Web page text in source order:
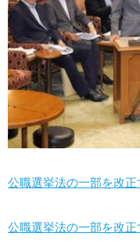
公職選挙法の一部を改
公職選挙法の一部を改